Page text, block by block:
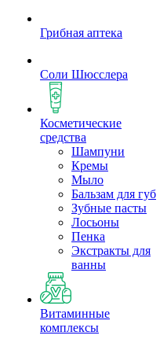
Грибная аптека
Соли Шюсслера
Косметические
средства
Шампуни
Кремы
Мыло
Бальзам для губ
Зубные пасты
Лосьоны
Пенка
Экстракты для
ванны
Витаминные
комплексы